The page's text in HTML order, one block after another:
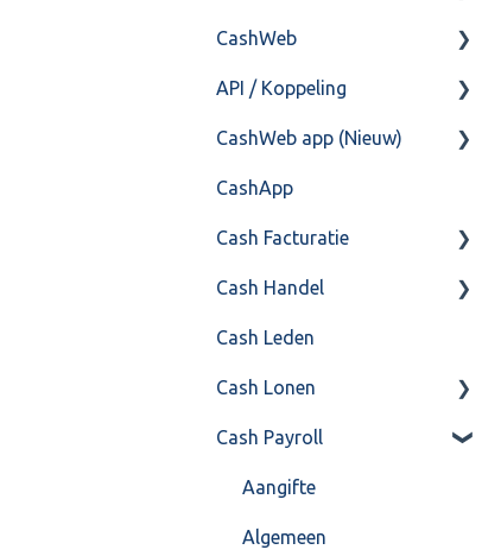
Import/Export
Postbus
Training & Consultancy
Overig
Boekhoud
Fiscaal
Overig
CashWeb
CashHero Layout
Mailen vanuit CASHWeb
Algemeen gebruik
API / Koppeling
Algemeen
Api 3.0 (SOAP API)
API 4.0 (REST API)
CashWeb app (Nieuw)
Veel gestelde vragen
CashApp
Cash Facturatie
Factureren
Instellingen
Algemeen
Formulierlayout
Cash Handel
Inkoop
Verkoop
Voorraad
Overig
VoorraadService &
Cash Leden
Cash Lonen
Algemeen
Inrichting
Jaarafsluiting
Cash Payroll
Aangifte
Algemeen